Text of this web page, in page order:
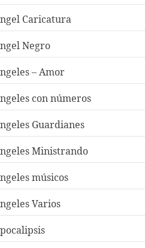
Caricatura
Negro
– Amor
con números
Guardianes
Ministrando
músicos
Varios